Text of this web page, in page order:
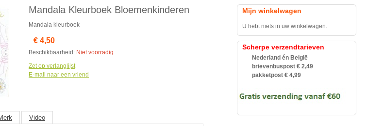
Mandala Kleurboek Bloemenkinderen
Mandala kleurboek
€ 4,50
Beschikbaarheid: Niet voorradig
Zet op verlanglijst
E-mail naar een vriend
Video
Mijn winkelwagen
U hebt niets in uw winkelwagen.
Scherpe verzendtarieven
Nederland én België
brievenbuspost € 2,49
pakketpost € 4,99